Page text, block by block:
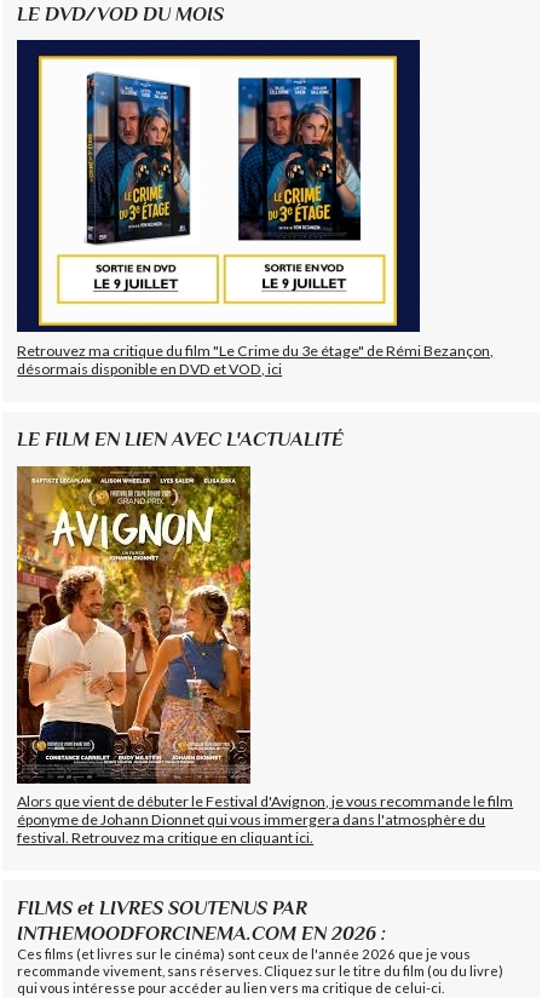
LE DVD/VOD DU MOIS
Retrouvez ma critique du film "Le Crime du 3e étage" de Rémi Bezançon,
désormais disponible en DVD et VOD, ici
LE FILM EN LIEN AVEC L'ACTUALITÉ
Alors que vient de débuter le Festival d'Avignon, je vous recommande le film
éponyme de Johann Dionnet qui vous immergera dans l'atmosphère du
festival. Retrouvez ma critique en cliquant ici.
FILMS et LIVRES SOUTENUS PAR
INTHEMOODFORCINEMA.COM EN 2026 :
Ces films (et livres sur le cinéma) sont ceux de l'année 2026 que je vous
recommande vivement, sans réserves. Cliquez sur le titre du film (ou du livre)
qui vous intéresse pour accéder au lien vers ma critique de celui-ci.